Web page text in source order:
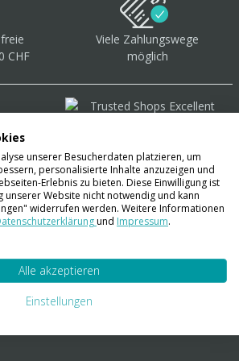
CHF
Viele Zahlungswege
möglich
aufunserer Besucherdaten platzieren, um
personalisierte Inhalte anzuzeigen und
Erlebnis zu bieten. Diese Einwilligung ist
unserer Website nicht notwendig und kann
widerrufen werden. Weitere Informationen
und Impressum.
Alle akzeptieren
Einstellungen